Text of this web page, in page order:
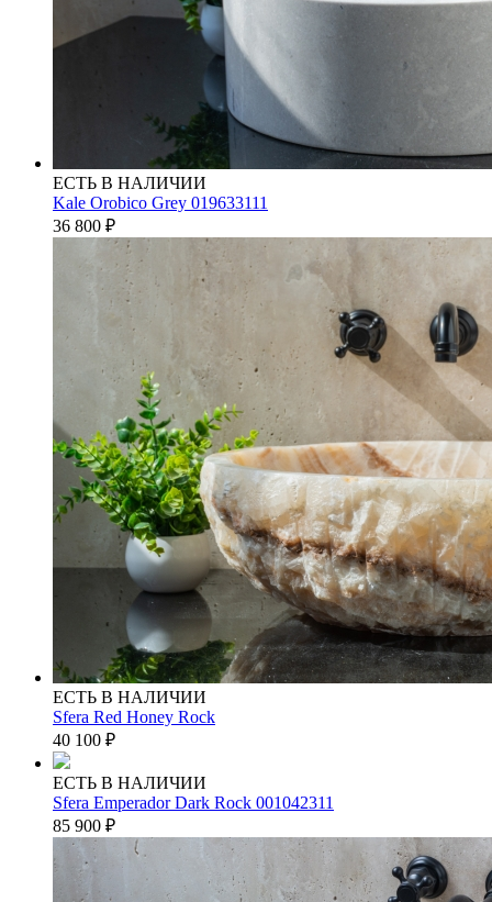
ЕСТЬ В НАЛИЧИИ
Kale Orobico Grey 019633111
36 800 ₽
ЕСТЬ В НАЛИЧИИ
Sfera Red Honey Rock
40 100 ₽
ЕСТЬ В НАЛИЧИИ
Sfera Emperador Dark Rock 001042311
85 900 ₽